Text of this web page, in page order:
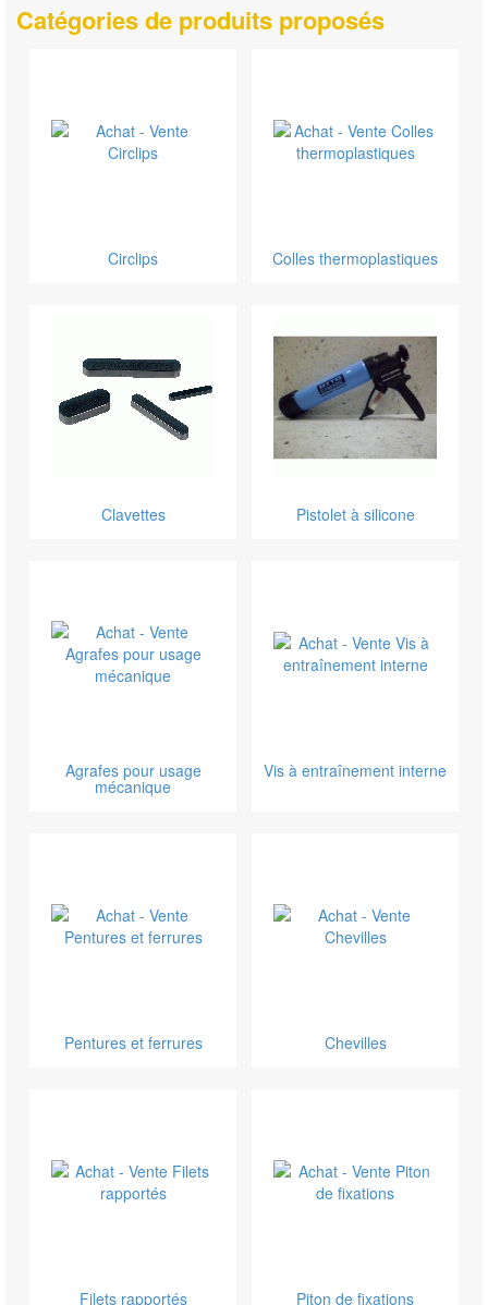
Catégories de produits proposés
Circlips Colles thermoplastiques
Clavettes Pistolet à silicone
Agrafes pour usage
mécanique
Vis à entraînement interne
Pentures et ferrures Chevilles
Filets rapportés Piton de fixations